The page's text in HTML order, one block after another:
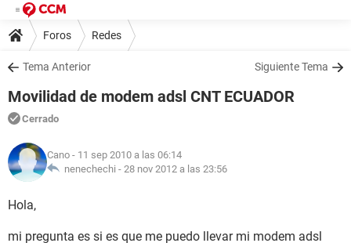
Foros Redes
Tema Anterior Siguiente Tema
Movilidad de modem adsl CNT ECUADOR
Cerrado
Cano - 11 sep 2010 a las 06:14
nenechechi - 28 nov 2012 a las 23:56
Hola,
mi pregunta es si es que me puedo llevar mi modem adsl